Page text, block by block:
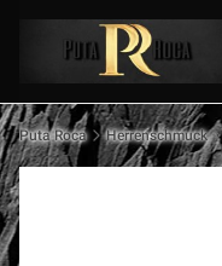
Puta Roca Herrenschmuck